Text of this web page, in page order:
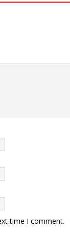
time I comment.